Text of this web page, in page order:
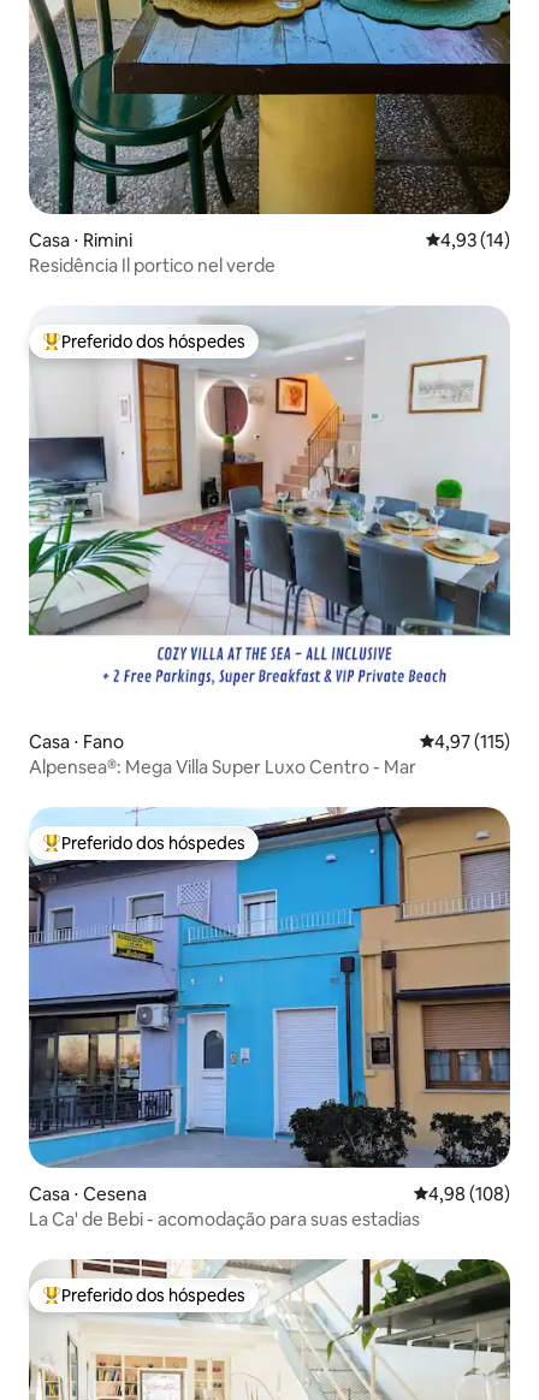
Casa ⋅ Rimini 4,93 de uma
4,93 (14)
Residência Il portico nel verde
Entre os melhores preferidos dos hóspedes
Preferido dos hóspedes
Casa ⋅ Fano 4,97 de uma
4,97 (115)
Alpensea®: Mega Villa Super Luxo Centro - Mar
Entre os melhores preferidos dos hóspedes
Preferido dos hóspedes
Casa ⋅ Cesena 4,98 de uma
4,98 (108)
La Ca' de Bebi - acomodação para suas estadias
Entre os melhores preferidos dos hóspedes
Preferido dos hóspedes